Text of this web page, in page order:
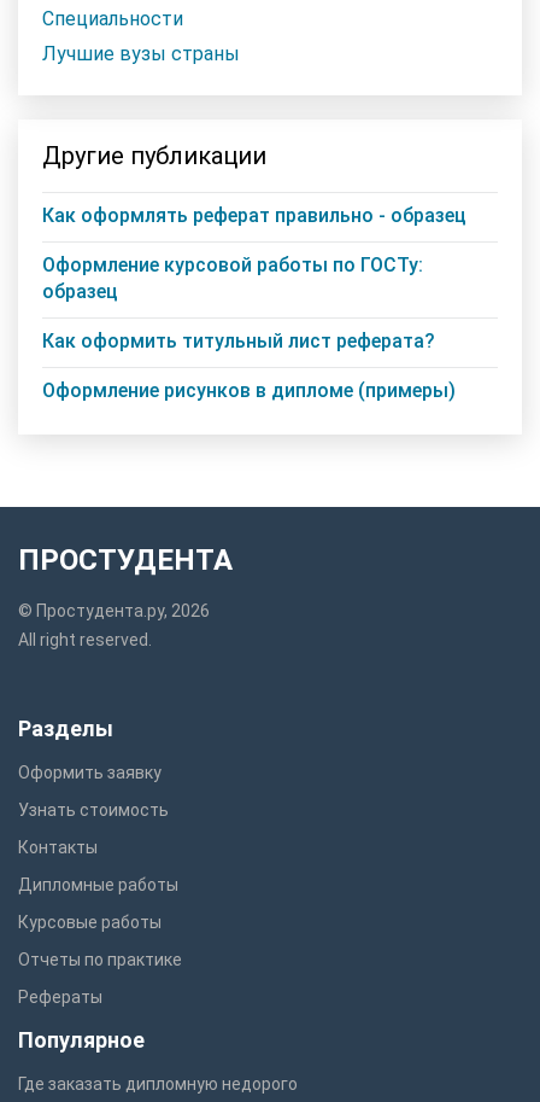
Специальности
Лучшие вузы страны
Другие публикации
Как оформлять реферат правильно - образец
Оформление курсовой работы по ГОСТу:
образец
Как оформить титульный лист реферата?
Оформление рисунков в дипломе (примеры)
ПРОСТУДЕНТА
© Простудента.ру, 2026
All right reserved.
Разделы
Оформить заявку
Узнать стоимость
Контакты
Дипломные работы
Курсовые работы
Отчеты по практике
Рефераты
Популярное
Где заказать дипломную недорого